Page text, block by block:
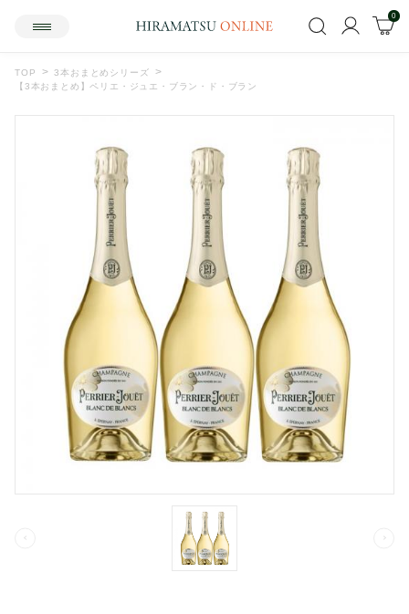
0
TOP
3本おまとめシリーズ
【3本おまとめ】ペリエ・ジュエ・ブラン・ド・ブラン